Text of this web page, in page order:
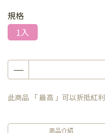
規格
1入
此商品 「 最高 」可以折抵紅利
商品介紹